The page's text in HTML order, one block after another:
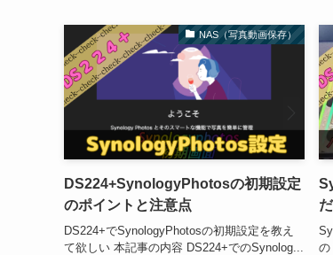
NAS（写真動画保存）
DS224+SynologyPhotosの初期設定
のポイントと注意点
DS224+でSynologyPhotosの初期設定を教え
て欲しい 本記事の内容 DS224+でのSynolog...
の